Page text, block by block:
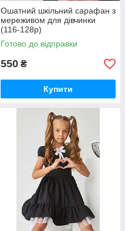
Ошатний шкільний сарафан з
мереживом для дівчинки
(116-128р)
Готово до відправки
550 ₴
Купити